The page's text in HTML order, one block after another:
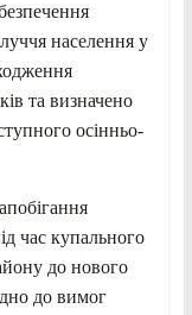
населення у
та визначено
осінньо-
час купального
до нового
до вимог